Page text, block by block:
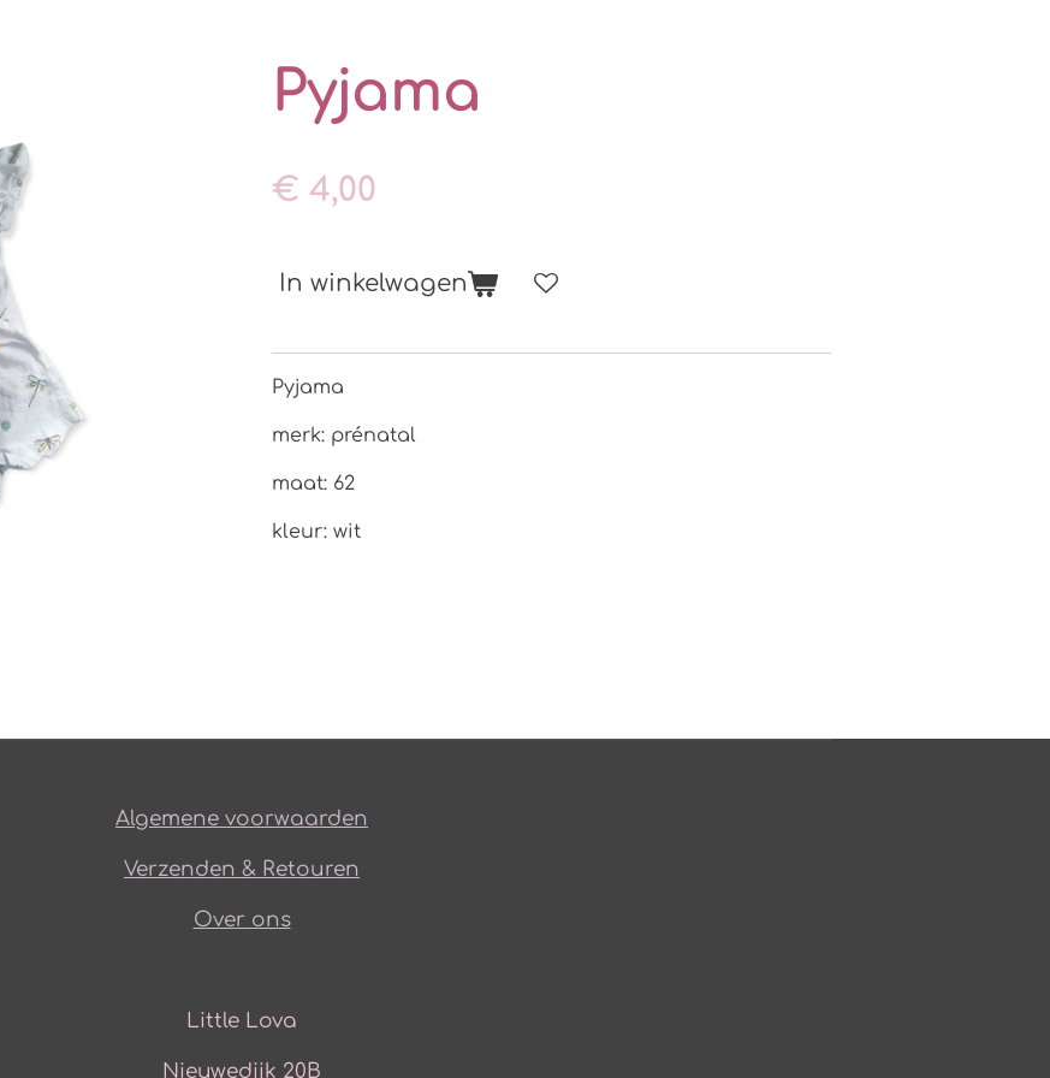
Pyjama
€ 4,00
In winkelwagen
Pyjama
merk: prénatal
maat: 62
kleur: wit
Algemene voorwaarden
Verzenden & Retouren
Over ons
Little Lova
Nieuwedijk 20B